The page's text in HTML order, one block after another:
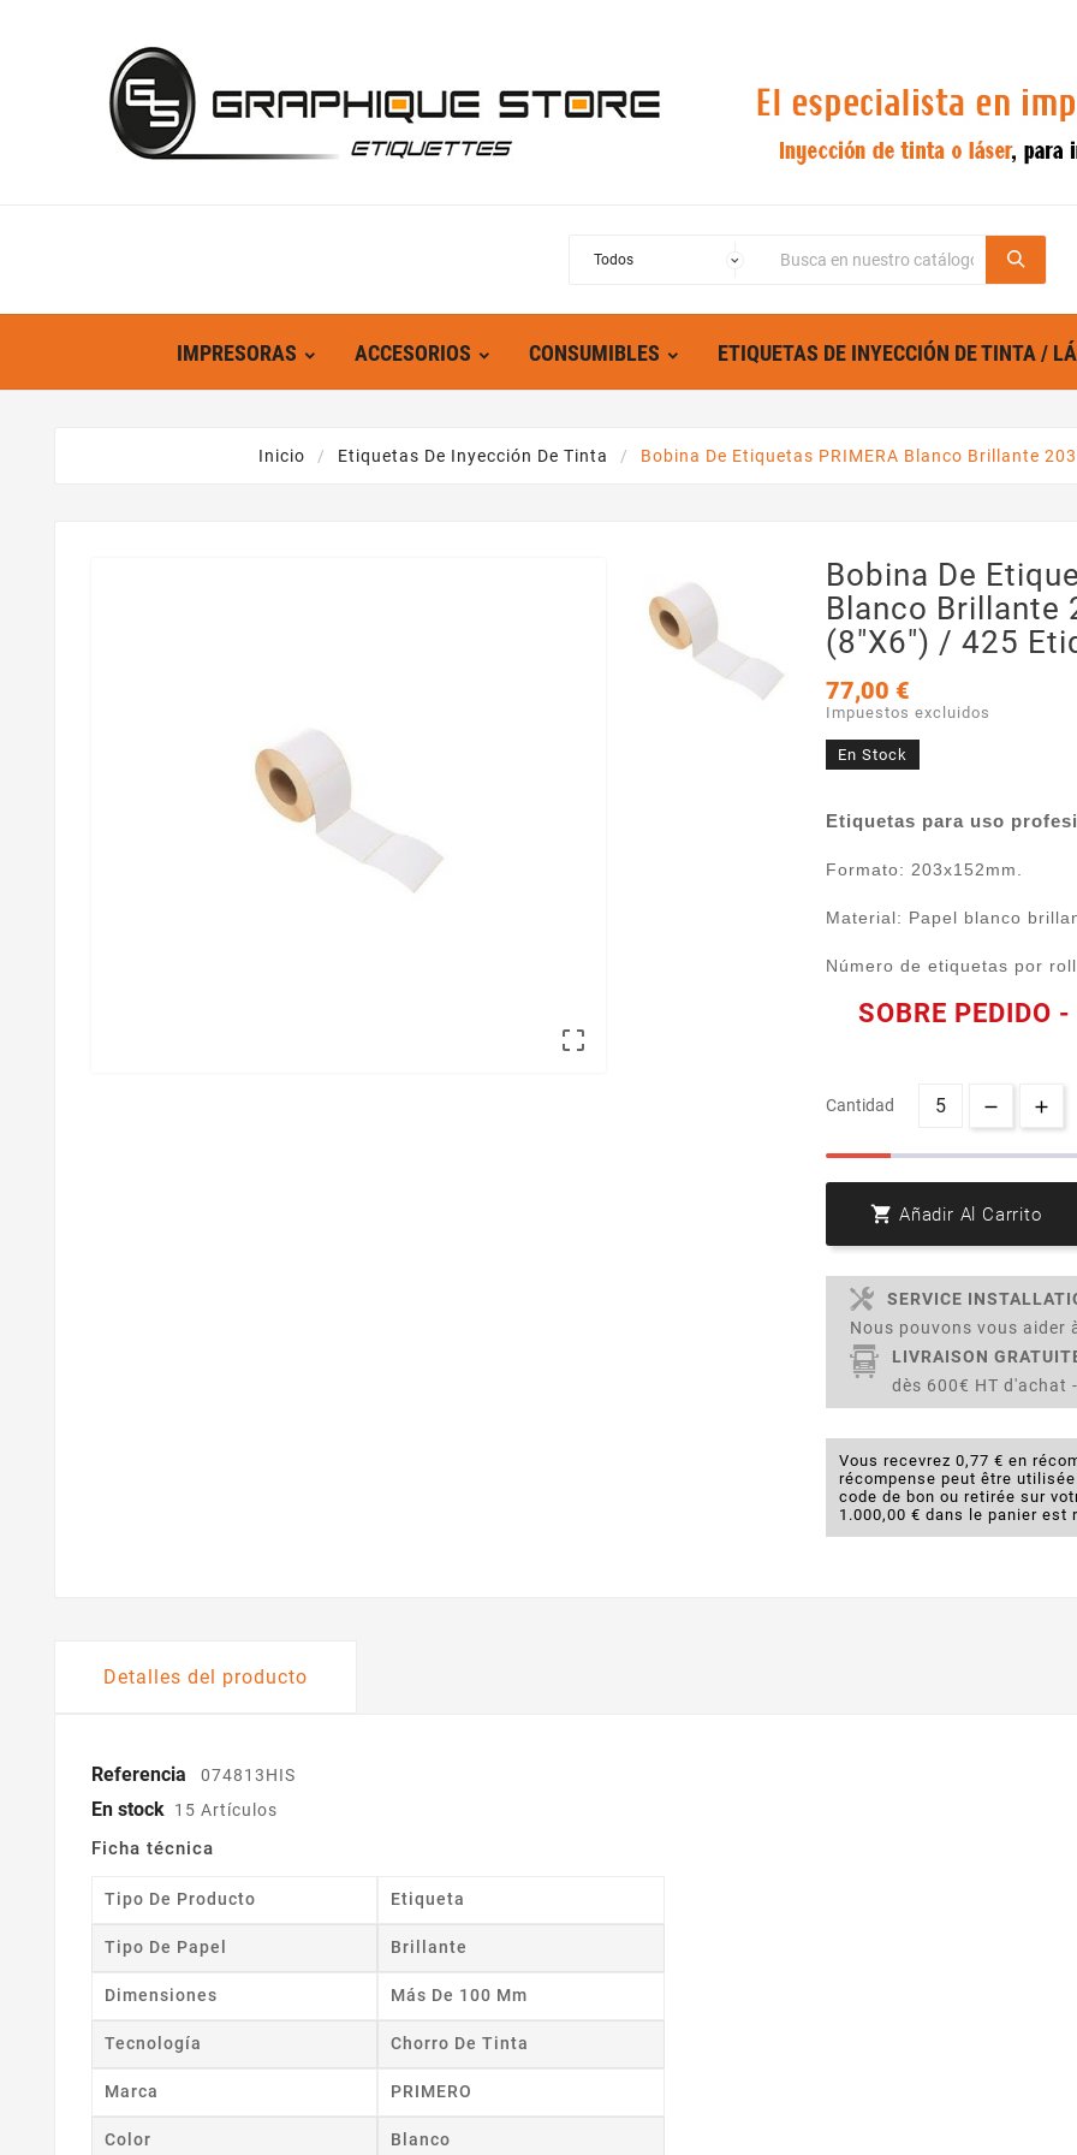
IMPRESORAS ACCESORIOS CONSUMIBLES ETIQUETAS DE INYECCIÓN DE TINTA /
Inicio Etiquetas De Inyección De Tinta Bobina De Etiquetas PRIMERA Blanco Brillante

Bobina De
Blanco Brillante
(8"x6") / 425
77,00 €
Impuestos excluidos
En Stock
Etiquetas para uso
Formato: 203x152mm.
Material: Papel blanco
Número de etiquetas por
SOBRE PEDIDO
Cantidad
 Añadir Al Carrito
SERVICE
Nous pouvons vous aider
LIVRAISON
dès 600€ HT d'achat
Vous recevrez 0,77 € en
récompense peut être
code de bon ou retirée sur
1.000,00 € dans le panier est
Detalles del producto
Referencia 074813HIS
En stock 15 Artículos
Ficha técnica
Tipo De Producto Etiqueta
Tipo De Papel Brillante
Dimensiones Más De 100 Mm
Tecnología Chorro De Tinta
Marca PRIMERO
Color Blanco